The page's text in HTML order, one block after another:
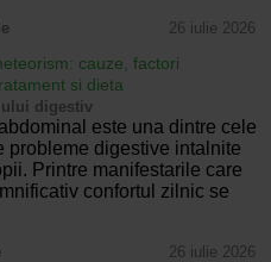
26 iulie 2026
cauze, factori
si dieta
digestiv
este una dintre cele
probleme digestive intalnite
Printre manifestarile care
confortul zilnic se
26 iulie 2026